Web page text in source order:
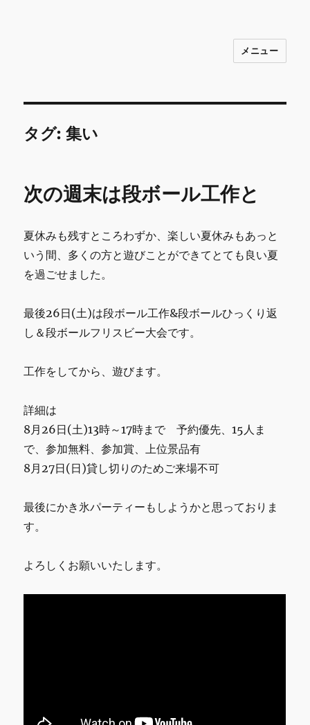
INNOCENCE ～日常に彩りを～ フ
物 etc販売 江戸川区瑞江
メニュー
タグ:集い
次の週末は段ボール工作と
夏休みも残すところわずか、楽しい夏休みもあっと
いう間、多くの方と遊びことができてとても良い夏
を過ごせました。
最後26日(土)は段ボール工作&段ボールひっくり返
し＆段ボールフリスビー大会です。
工作をしてから、遊びます。
詳細は
8月26日(土)13時～17時まで 予約優先、15人ま
で、参加無料、参加賞、上位景品有
8月27日(日)貸し切りのためご来場不可
最後にかき氷パーティーもしようかと思っておりま
す。
よろしくお願いいたします。